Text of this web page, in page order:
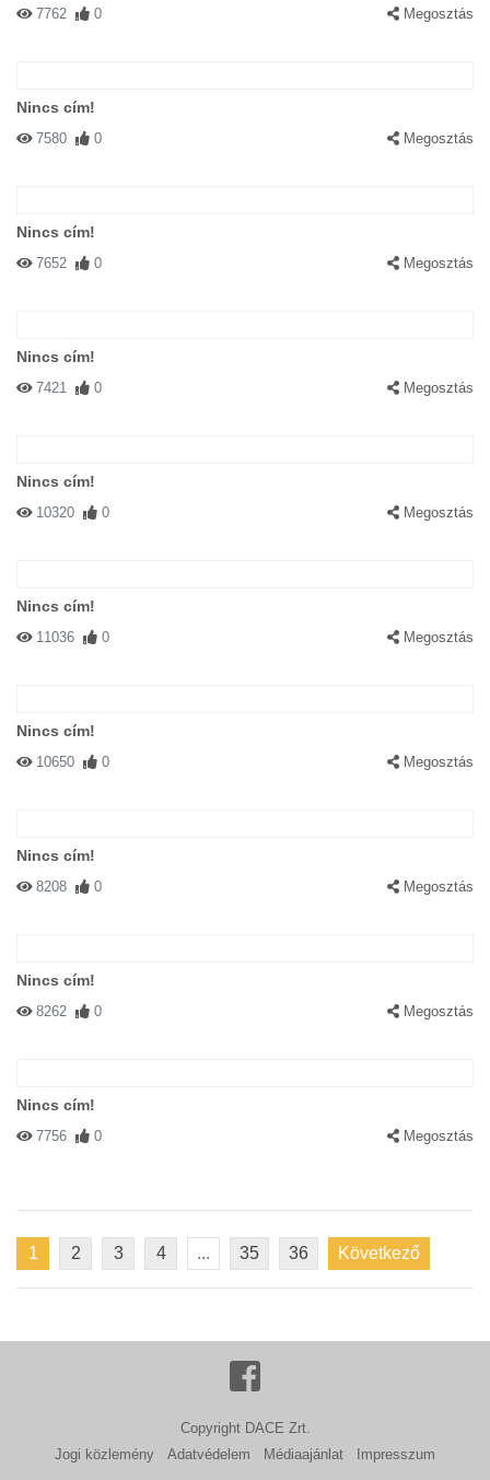
7762 0 Megosztás
Nincs cím!
7580 0 Megosztás
Nincs cím!
7652 0 Megosztás
Nincs cím!
7421 0 Megosztás
Nincs cím!
10320 0 Megosztás
Nincs cím!
11036 0 Megosztás
Nincs cím!
10650 0 Megosztás
Nincs cím!
8208 0 Megosztás
Nincs cím!
8262 0 Megosztás
Nincs cím!
7756 0 Megosztás
1 2 3 4 ... 35 36 Következő
Copyright DACE Zrt.
Jogi közlemény
Adatvédelem Médiaajánlat Impresszum